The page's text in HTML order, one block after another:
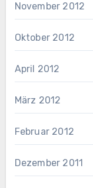
November 2012
Oktober 2012
April 2012
März 2012
Februar 2012
Dezember 2011